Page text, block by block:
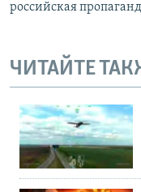
российская
ЧИТАЙТЕ